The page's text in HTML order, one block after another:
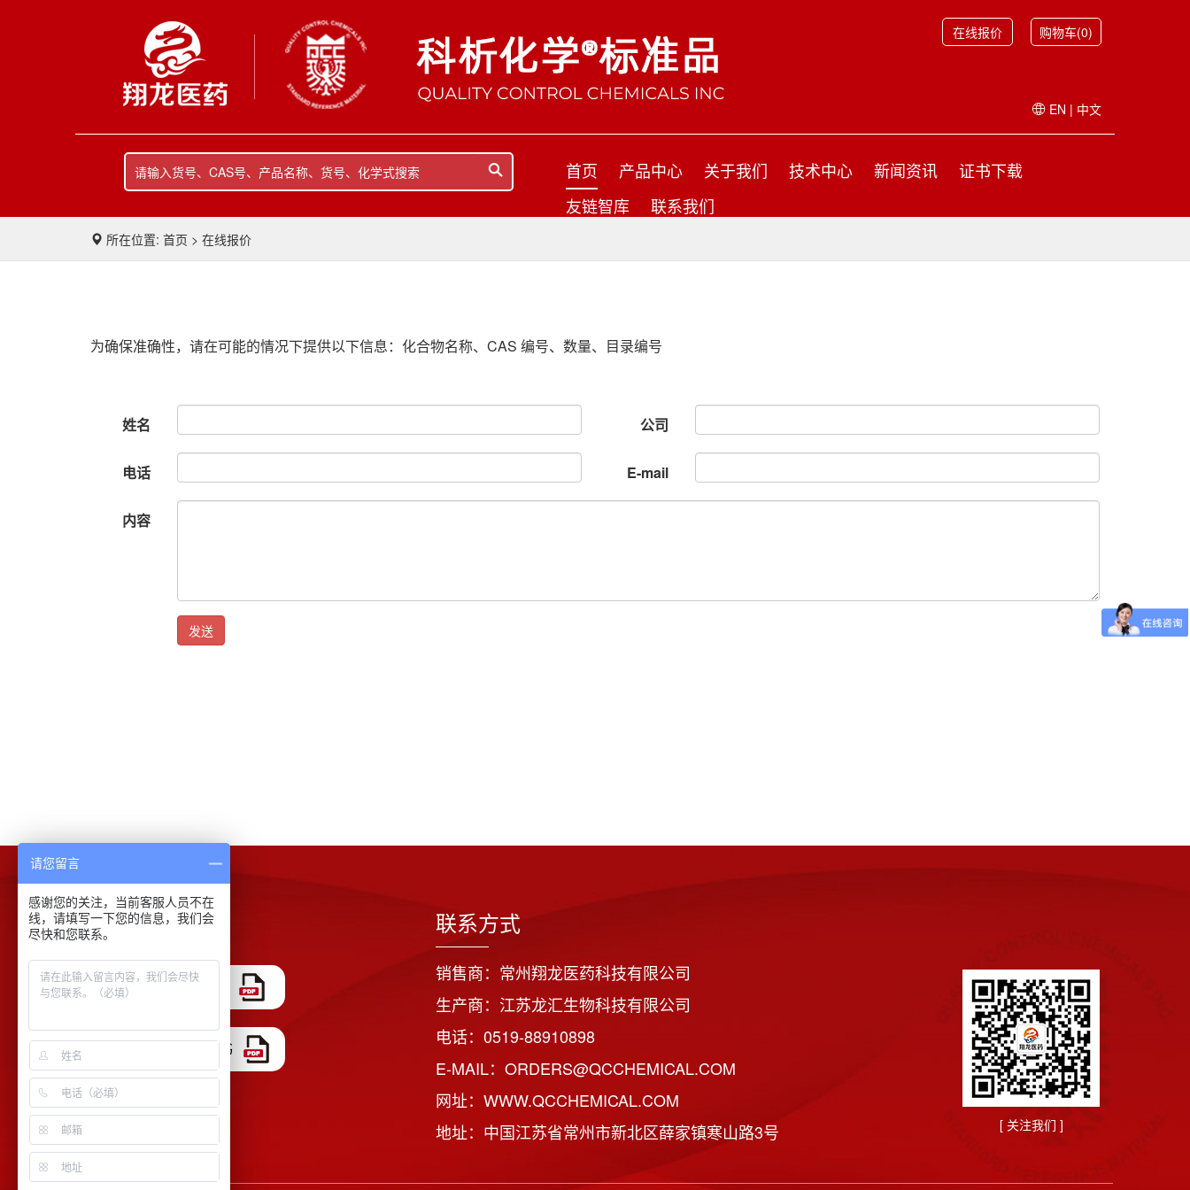
在线报价 购物车(0)
EN | 中文
首页 产品中心 关于我们 技术中心 新闻资讯
证书下载
友链智库
联系我们
所在位置: 首页 > 在线报价
为确保准确性，请在可能的情况下提供以下信息：化合物名称、CAS 编号、数量、目录编号
姓名 公司
电话 E-mail
内容
发送
下载中心
COA证书模板
ISO 17025 认证证书
联系方式
销售商：常州翔龙医药科技有限公司
生产商：江苏龙汇生物科技有限公司
电话：0519-88910898
E-MAIL：ORDERS@QCCHEMICAL.COM
网址：WWW.QCCHEMICAL.COM
地址：中国江苏省常州市新北区薛家镇寒山路3号
[ 关注我们 ]
请您留言
感谢您的关注，当前客服人员不在
线，请填写一下您的信息，我们会
尽快和您联系。